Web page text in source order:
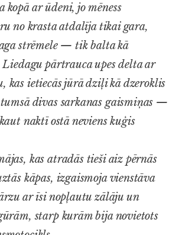
kopā ar ūdeni, jo mēness
no krasta atdalīja tikai gara,
strēmele — tik balta kā
pārtrauca upes delta ar
kas ietiecās jūrā dziļi kā dzeroklis
divas sarkanas gaismiņas —
naktī ostā neviens kuģis
kas atradās tieši aiz pērnās
kāpas, izgaismoja vienstāva
ar īsi nopļautu zālāju un
starp kurām bija novietots